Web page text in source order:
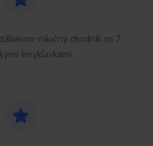
zábavno-náučný chodník so 7
šmykľavkami.